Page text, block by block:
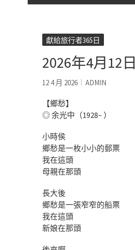
獻給旅行者365日
2026年4月12日
12 4 月 2026 ADMIN
【鄉愁】
◎ 余光中（1928~ ）
小時侯
鄉愁是一枚小小的郵票
我在這頭
母親在那頭
長大後
鄉愁是一張窄窄的船票
我在這頭
新娘在那頭